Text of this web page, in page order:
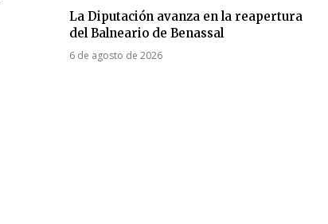
La Diputación avanza en la reapertura
del Balneario de Benassal
6 de agosto de 2026